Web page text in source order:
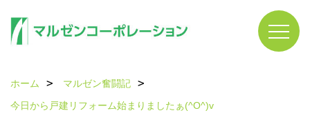
ホーム
マルゼン奮闘記
今日から戸建リフォーム始まりましたぁ(^O^)v